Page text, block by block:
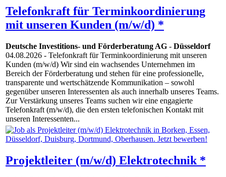
Telefonkraft für Terminkoordinierung
mit unseren Kunden (m/w/d) *
Deutsche Investitions- und Förderberatung AG - Düsseldorf
04.08.2026 - Telefonkraft für Terminkoordinierung mit unseren
Kunden (m/w/d) Wir sind ein wachsendes Unternehmen im
Bereich der Förderberatung und stehen für eine professionelle,
transparente und wertschätzende Kommunikation – sowohl
gegenüber unseren Interessenten als auch innerhalb unseres Teams.
Zur Verstärkung unseres Teams suchen wir eine engagierte
Telefonkraft (m/w/d), die den ersten telefonischen Kontakt mit
unseren Interessenten...
Projektleiter (m/w/d) Elektrotechnik *